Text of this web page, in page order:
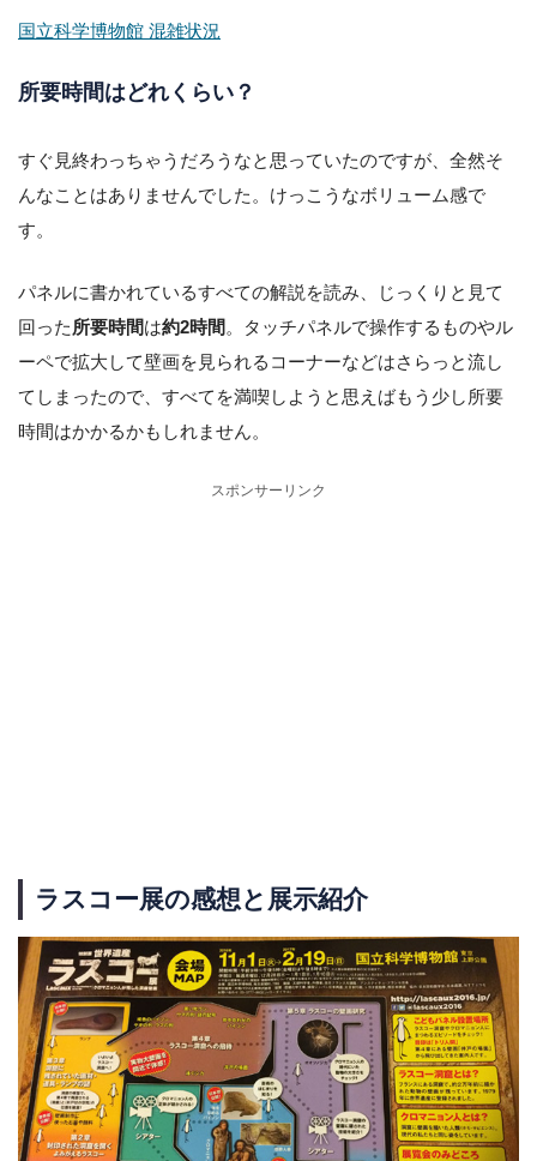
国立科学博物館 混雑状況
所要時間はどれくらい？
すぐ見終わっちゃうだろうなと思っていたのですが、全然そ
んなことはありませんでした。けっこうなボリューム感で
す。
パネルに書かれているすべての解説を読み、じっくりと見て
回った所要時間は約2時間 。タッチパネルで操作するものやル
ーペで拡大して壁画を見られるコーナーなどはさらっと流し
てしまったので、すべてを満喫しようと思えばもう少し所要
時間はかかるかもしれません。
スポンサーリンク
ラスコー展の感想と展示紹介